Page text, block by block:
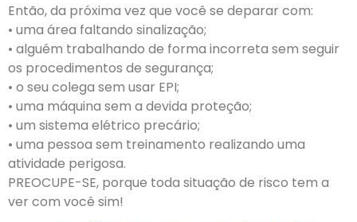
Então, da próxima vez que você se deparar com:
• uma área faltando sinalização;
• alguém trabalhando de forma incorreta sem seguir
os procedimentos de segurança;
• o seu colega sem usar EPI;
• uma máquina sem a devida proteção;
• um sistema elétrico precário;
• uma pessoa sem treinamento realizando uma
atividade perigosa.
PREOCUPE-SE, porque toda situação de risco tem a
ver com você sim!